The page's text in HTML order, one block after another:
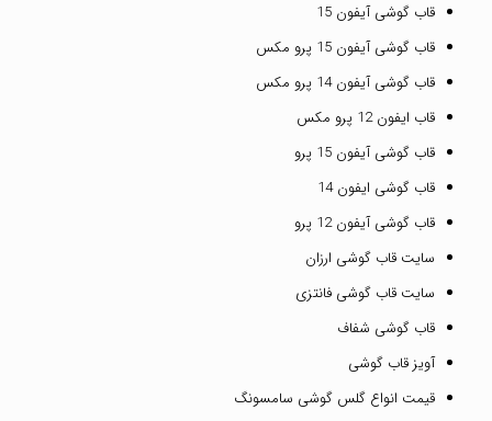
قاب گوشی آیفون 15
قاب گوشی آیفون 15 پرو مکس
قاب گوشی آیفون 14 پرو مکس
قاب ایفون 12 پرو مکس
قاب گوشی آیفون 15 پرو
قاب گوشی ایفون 14
قاب گوشی آیفون 12 پرو
سایت قاب گوشی ارزان
سایت قاب گوشی فانتزی
قاب گوشی شفاف
آویز قاب گوشی
قیمت انواع گلس گوشی سامسونگ